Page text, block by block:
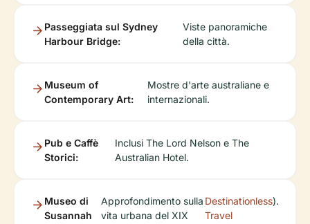
Passeggiata sul Sydney
Harbour Bridge:
Viste panoramiche
della città.
Museum of
Contemporary Art:
Mostre d'arte australiane e
internazionali.
Pub e Caffè
Storici:
Inclusi The Lord Nelson e The
Australian Hotel.
Museo di
Susannah
Approfondimento sulla
vita urbana del XIX
Destinationless
Travel
).